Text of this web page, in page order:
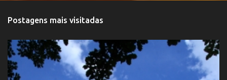
Postagens mais visitadas